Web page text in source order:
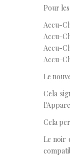
Pour
Accu-
Accu-
Accu-
Accu-
Le
Cela
Cela
Le noir